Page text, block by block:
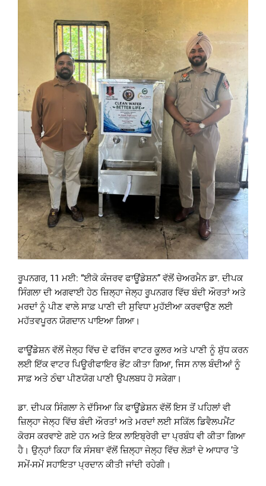
ਰੂਪਨਗਰ, 11 ਮਈ: “ਈਕੋ ਕੰਜਰਵ ਫਾਊਂਡੇਸ਼ਨ” ਵੱਲੋਂ ਚੇਅਰਮੈਨ ਡਾ. ਦੀਪਕ
ਸਿੰਗਲਾ ਦੀ ਅਗਵਾਈ ਹੇਠ ਜ਼ਿਲ੍ਹਾ ਜੇਲ੍ਹ ਰੂਪਨਗਰ ਵਿੱਚ ਬੰਦੀ ਔਰਤਾਂ ਅਤੇ
ਮਰਦਾਂ ਨੂੰ ਪੀਣ ਵਾਲੇ ਸਾਫ਼ ਪਾਣੀ ਦੀ ਸੁਵਿਧਾ ਮੁਹੱਈਆ ਕਰਵਾਉਣ ਲਈ
ਮਹੱਤਵਪੂਰਨ ਯੋਗਦਾਨ ਪਾਇਆ ਗਿਆ।
ਫਾਊਂਡੇਸ਼ਨ ਵੱਲੋਂ ਜੇਲ੍ਹ ਵਿੱਚ ਦੋ ਫਰਿੱਜ ਵਾਟਰ ਕੂਲਰ ਅਤੇ ਪਾਣੀ ਨੂੰ ਸ਼ੁੱਧ ਕਰਨ
ਲਈ ਇੱਕ ਵਾਟਰ ਪਿਊਰੀਫਾਇਰ ਭੇਂਟ ਕੀਤਾ ਗਿਆ, ਜਿਸ ਨਾਲ ਬੰਦੀਆਂ ਨੂੰ
ਸਾਫ਼ ਅਤੇ ਠੰਢਾ ਪੀਣਯੋਗ ਪਾਣੀ ਉਪਲਬਧ ਹੋ ਸਕੇਗਾ।
ਡਾ. ਦੀਪਕ ਸਿੰਗਲਾ ਨੇ ਦੱਸਿਆ ਕਿ ਫਾਊਂਡੇਸ਼ਨ ਵੱਲੋਂ ਇਸ ਤੋਂ ਪਹਿਲਾਂ ਵੀ
ਜ਼ਿਲ੍ਹਾ ਜੇਲ੍ਹ ਵਿੱਚ ਬੰਦੀ ਔਰਤਾਂ ਅਤੇ ਮਰਦਾਂ ਲਈ ਸਕਿੱਲ ਡਿਵੈਲਪਮੈਂਟ
ਕੋਰਸ ਕਰਵਾਏ ਗਏ ਹਨ ਅਤੇ ਇਕ ਲਾਇਬ੍ਰੇਰੀ ਦਾ ਪ੍ਰਬੰਧ ਵੀ ਕੀਤਾ ਗਿਆ
ਹੈ। ਉਨ੍ਹਾਂ ਕਿਹਾ ਕਿ ਸੰਸਥਾ ਵੱਲੋਂ ਜ਼ਿਲ੍ਹਾ ਜੇਲ੍ਹ ਵਿੱਚ ਲੋੜਾਂ ਦੇ ਆਧਾਰ ’ਤੇ
ਸਮੇਂ-ਸਮੇਂ ਸਹਾਇਤਾ ਪ੍ਰਦਾਨ ਕੀਤੀ ਜਾਂਦੀ ਰਹੇਗੀ।